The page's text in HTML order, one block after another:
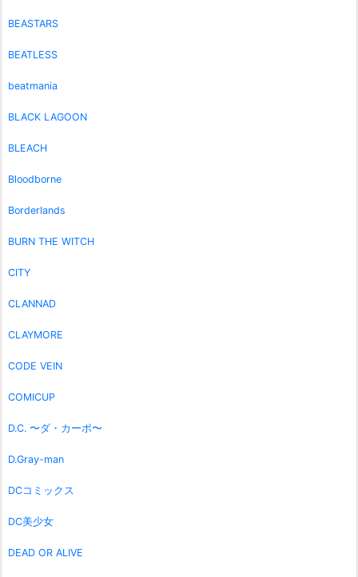
BEASTARS
BEATLESS
beatmania
BLACK LAGOON
BLEACH
Bloodborne
Borderlands
BURN THE WITCH
CITY
CLANNAD
CLAYMORE
CODE VEIN
COMICUP
D.C. 〜ダ・カーポ〜
D.Gray-man
DCコミックス
DC美少女
DEAD OR ALIVE